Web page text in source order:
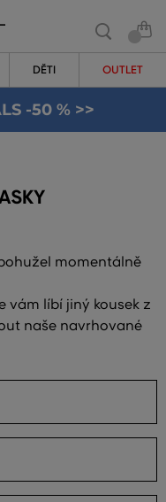
DĚTI OUTLET
-50 % >>
momentálně
vám líbí jiný kousek z
naše navrhované